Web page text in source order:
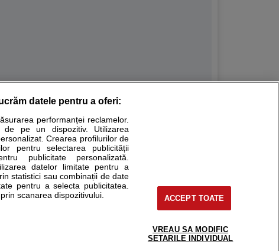
Ele nu pot substitui consultul medical direct si
consultati fie medicul Dvs., fie unul dintre medicii pe care
Pentru pacient
support@sfatulmedicului.ro
0374 109 268
datele pentru a oferi:
performanței reclamelor.
de pe un dispozitiv. Utilizarea
Crearea profilurilor de
pentru selectarea publicității
publicitate personalizată.
datelor limitate pentru a
statistici sau combinații de date
pentru a selecta publicitatea.
scanarea dispozitivului.
ACCEPT TOATE
VREAU SA MODIFIC
SETARILE INDIVIDUAL